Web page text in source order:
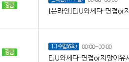
강남
[온라인]EJU와세다-면접or
강남
1:1수업(6회) 00:00~00:00
EJU와세다-면접or지망이